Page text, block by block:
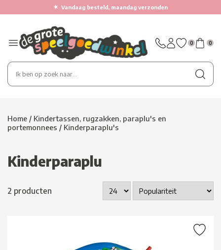
★ Vandaag besteld, maandag verzonden
0 0
Home / Kindertassen, rugzakken, paraplu's en
portemonnees / Kinderparaplu's
Kinderparaplu
2 producten